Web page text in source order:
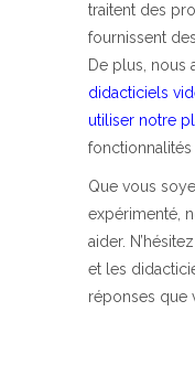
traitent des
fournissent
De plus, nous
didacticiels
utiliser notre
fonctionnalités
Que vous
expérimenté,
aider.
et les
réponses que